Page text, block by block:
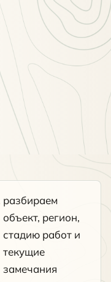
разбираем
объект, регион,
стадию работ и
текущие
замечания